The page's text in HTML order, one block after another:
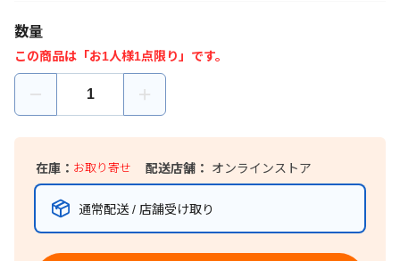
数量
この商品は「お1人様1点限り」です。
在庫： お取り寄せ 配送店舗： オンラインストア
通常配送 / 店舗受け取り